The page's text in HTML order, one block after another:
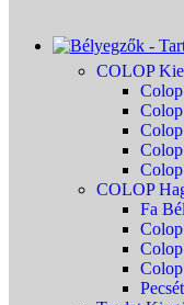
COLOP
COLOP
Fa